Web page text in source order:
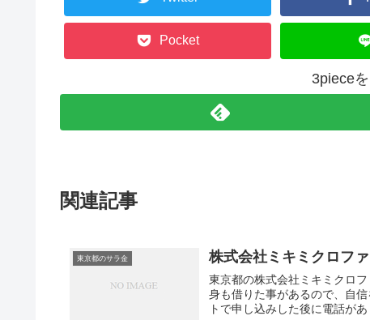
Pocket
3piece
関連記事
東京都のサラ金 株式会社ミキミクロフ
東京都の株式会社ミキミクロ
身も借りた事があるので、自
トで申し込みした後に電話が